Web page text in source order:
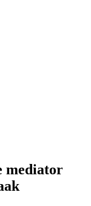
mediator